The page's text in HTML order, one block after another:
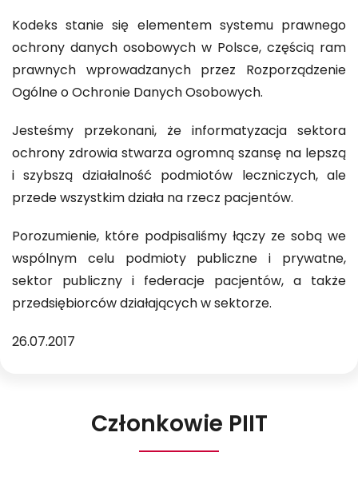
Kodeks stanie się elementem systemu prawnego
ochrony danych osobowych w Polsce, częścią ram
prawnych wprowadzanych przez Rozporządzenie
Ogólne o Ochronie Danych Osobowych.
Jesteśmy przekonani, że informatyzacja sektora
ochrony zdrowia stwarza ogromną szansę na lepszą
i szybszą działalność podmiotów leczniczych, ale
przede wszystkim działa na rzecz pacjentów.
Porozumienie, które podpisaliśmy łączy ze sobą we
wspólnym celu podmioty publiczne i prywatne,
sektor publiczny i federacje pacjentów, a także
przedsiębiorców działających w sektorze.
26.07.2017
Członkowie PIIT